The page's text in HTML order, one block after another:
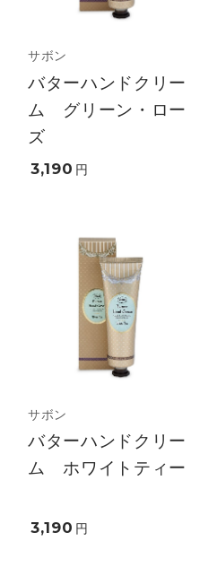
サボン
バターハンドクリー
ム グリーン・ロー
ズ
3,190 円
サボン
バターハンドクリー
ム ホワイトティー
3,190 円